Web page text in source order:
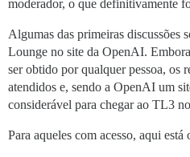
moderador, o que definitivamente
Algumas das primeiras discussões
Lounge no site da OpenAI. Embora
ser obtido por qualquer pessoa, os
atendidos e, sendo a OpenAI um
considerável para chegar ao TL3
Para aqueles com acesso, aqui está